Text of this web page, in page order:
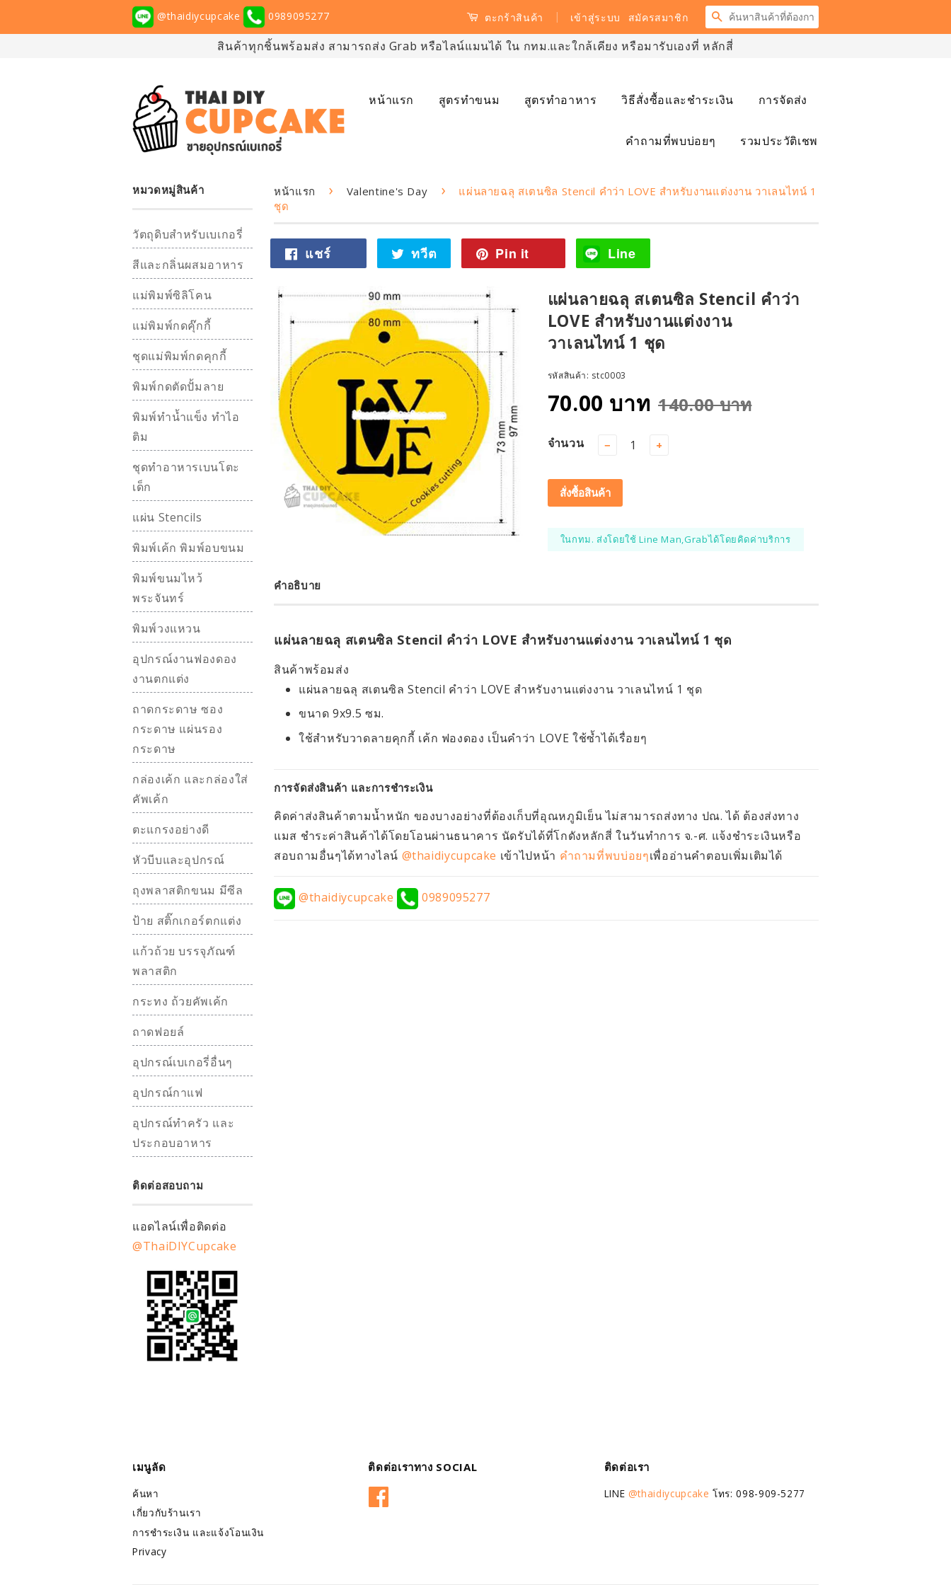
@thaidiycupcake 0989095277 ตะกร้าสินค้า | เข้าสู่ระบบ สมัครสมาชิก
ค้นหา
สินค้าทุกชิ้นพร้อมส่ง สามารถส่ง Grab หรือไลน์แมนได้ ใน กทม.และใกล้เคียง หรือมารับเองที่ หลักสี่
หน้าแรก สูตรทำขนม สูตรทำอาหาร วิธีสั่งซื้อและชำระเงิน การจัดส่ง
คำถามที่พบบ่อยๆ รวมประวัติเชพ
หมวดหมู่สินค้า
วัตถุดิบสำหรับเบเกอรี่
สีและกลิ่นผสมอาหาร
แม่พิมพ์ซิลิโคน
แม่พิมพ์กดคุ๊กกี้
ชุดแม่พิมพ์กดคุกกี้
พิมพ์กดตัดปั้มลาย
พิมพ์ทำน้ำแข็ง ทำไอ
ติม
ชุดทำอาหารเบนโตะ
เด็ก
แผ่น Stencils
พิมพ์เค้ก พิมพ์อบขนม
พิมพ์ขนมไหว้
พระจันทร์
พิมพ์วงแหวน
อุปกรณ์งานฟองดอง
งานตกแต่ง
ถาดกระดาษ ซอง
กระดาษ แผ่นรอง
กระดาษ
กล่องเค้ก และกล่องใส่
คัพเค้ก
ตะแกรงอย่างดี
หัวบีบและอุปกรณ์
ถุงพลาสติกขนม มีซีล
ป้าย สติ๊กเกอร์ตกแต่ง
แก้วถ้วย บรรจุภัณฑ์
พลาสติก
กระทง ถ้วยคัพเค้ก
ถาดฟอยล์
อุปกรณ์เบเกอรี่อื่นๆ
อุปกรณ์กาแฟ
อุปกรณ์ทำครัว และ
ประกอบอาหาร
ติดต่อสอบถาม
แอดไลน์เพื่อติดต่อ
@ThaiDIYCupcake
หน้าแรก › Valentine's Day ›
แผ่นลายฉลุ สเตนซิล Stencil คำว่า LOVE สำหรับงานแต่งงาน วาเลนไทน์ 1
ชุด
แชร์
ไป
ทวีต
ตไป
ต
เตอร์
Pin it
on
Line
แผ่นลายฉลุ สเตนซิล Stencil คำว่า
LOVE สำหรับงานแต่งงาน
วาเลนไทน์ 1 ชุด
รหัสสินค้า: stc0003
70.00 บาท 140.00 บาท
จำนวน − +
สั่งซื้อสินค้า
ในกทม. ส่งโดยใช้ Line Man,Grabได้โดยคิดค่าบริการ
คำอธิบาย
แผ่นลายฉลุ สเตนซิล Stencil คำว่า LOVE สำหรับงานแต่งงาน วาเลนไทน์ 1 ชุด
สินค้าพร้อมส่ง
แผ่นลายฉลุ สเตนซิล Stencil คำว่า LOVE สำหรับงานแต่งงาน วาเลนไทน์ 1 ชุด
ขนาด 9x9.5 ซม.
ใช้สำหรับวาดลายคุกกี้ เค้ก ฟองดอง เป็นคำว่า LOVE ใช้ซ้ำได้เรื่อยๆ
การจัดส่งสินค้า และการชำระเงิน
คิดค่าส่งสินค้าตามน้ำหนัก ของบางอย่างที่ต้องเก็บที่อุณหภูมิเย็น ไม่สามารถส่งทาง ปณ. ได้ ต้องส่งทาง
แมส ชำระค่าสินค้าได้โดยโอนผ่านธนาคาร นัดรับได้ที่โกดังหลักสี่ ในวันทำการ จ.-ศ. แจ้งชำระเงินหรือ
สอบถามอื่นๆได้ทางไลน์ @thaidiycupcake เข้าไปหน้า คำถามที่พบบ่อยๆเพื่ออ่านคำตอบเพิ่มเติมได้
@thaidiycupcake 0989095277
เมนูลัด
ค้นหา
เกี่ยวกับร้านเรา
การชำระเงิน และแจ้งโอนเงิน
Privacy
ติดต่อเราทาง SOCIAL ติดต่อเรา
LINE @thaidiycupcake โทร: 098-909-5277